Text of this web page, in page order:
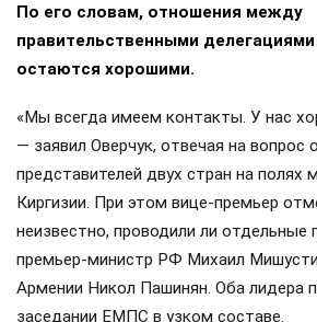
По его словам, отношения между
правительственными
остаются хорошими.
«Мы всегда имеем контакты. У нас
— заявил Оверчук, отвечая на вопрос
представителей двух стран на полях
Киргизии. При этом вице-премьер
неизвестно, проводили ли отдельные
премьер-министр РФ Михаил
Армении Никол Пашинян. Оба лидера
заседании ЕМПС в узком составе.